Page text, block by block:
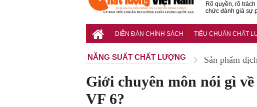
Rõ quyền, rõ
chức đánh giá sự
Công cụ định
DIỄN ĐÀN CHÍNH SÁCH TIÊU CHUẨN CHẤT
NĂNG SUẤT CHẤT LƯỢNG Sản phẩm
Giới chuyên môn nói gì
VF 6?